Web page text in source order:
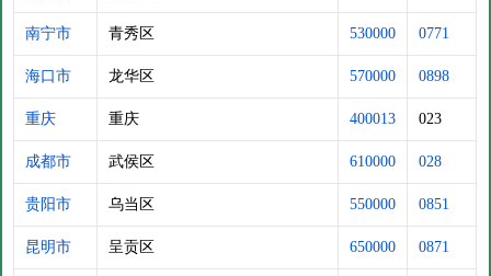
南宁市 青秀区 530000 0771
海口市 龙华区 570000 0898
重庆 重庆 400013 023
成都市 武侯区 610000 028
贵阳市 乌当区 550000 0851
昆明市 呈贡区 650000 0871